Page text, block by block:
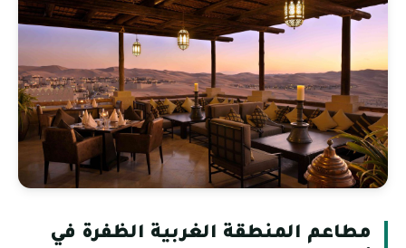
مطاعم المنطقة الغربية الظفرة في